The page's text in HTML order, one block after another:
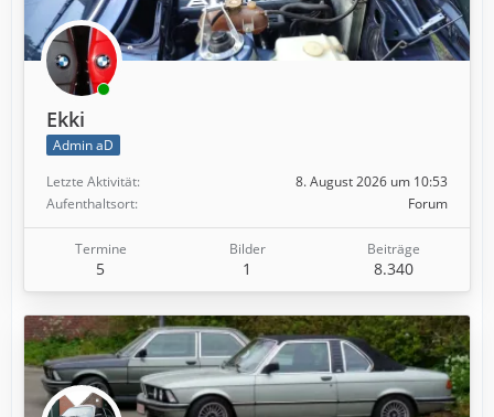
Ekki
Admin aD
Letzte Aktivität
8. August 2026 um 10:53
Aufenthaltsort
Forum
Termine
5
Bilder
1
Beiträge
8.340